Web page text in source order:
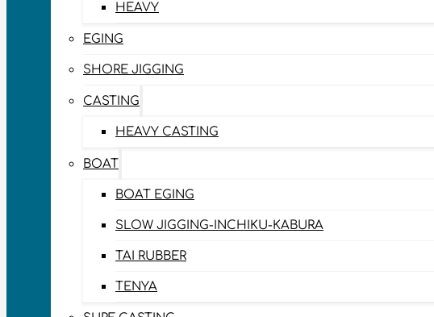
HEAVY
EGING
SHORE JIGGING
CASTING
HEAVY CASTING
BOAT
BOAT EGING
SLOW JIGGING-INCHIKU-KABURA
TAI RUBBER
TENYA